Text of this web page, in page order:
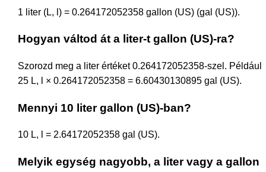
1 liter (L, l) = 0.264172052358 gallon (US) (gal (US)).
Hogyan váltod át a liter-t gallon (US)-ra?
Szorozd meg a liter értéket 0.264172052358-szel. Például
25 L, l × 0.264172052358 = 6.60430130895 gal (US).
Mennyi 10 liter gallon (US)-ban?
10 L, l = 2.64172052358 gal (US).
Melyik egység nagyobb, a liter vagy a gallon